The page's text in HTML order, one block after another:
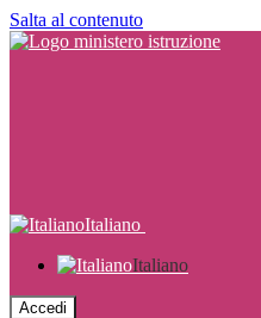
Salta al contenuto
Italiano
Italiano
Accedi